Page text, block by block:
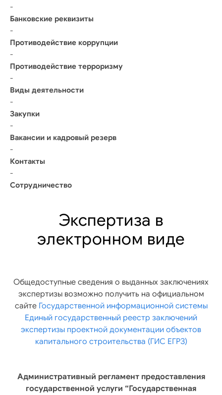
-
Банковские реквизиты
-
Противодействие коррупции
-
Противодействие терроризму
-
Виды деятельности
-
Закупки
-
Вакансии и кадровый резерв
-
Контакты
-
Сотрудничество
Экспертиза в
электронном виде
Общедоступные сведения о выданных заключениях
экспертизы возможно получить на официальном
сайте Государственной информационной системы
Единый государственный реестр заключений
экспертизы проектной документации объектов
капитального строительства (ГИС ЕГРЗ)
Административный регламент предоставления
государственной услуги “Государственная